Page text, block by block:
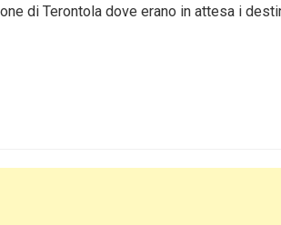
di Terontola dove erano in attesa i